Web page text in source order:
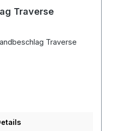
Traverse
Traverse